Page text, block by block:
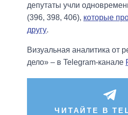
депутаты учли
(396, 398, 406), которые
другу.
Визуальная аналитика от
дело» – в Telegram-канале
ЧИТАЙТЕ В